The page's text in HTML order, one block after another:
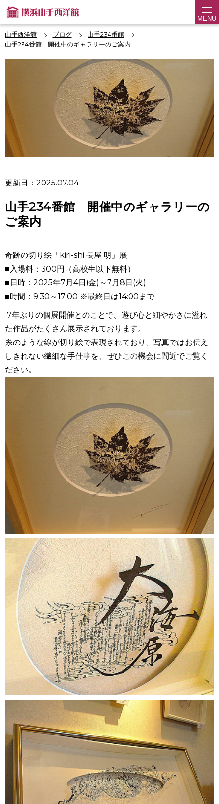
MENU
山手西洋館 ブログ
山手234番館
山手234番館 開催中のギャラリーのご案内
更新日：2025.07.04
山手234番館 開催中のギャラリーの
ご案内
奇跡の切り絵「 kiri-shi 長屋 明」展
■入場料： 300円（高校生以下無料）
■日時： 2025年7月4日(金) ～7月8日(火)
■時間： 9:30 ～17:00 ※最終日は14:00 まで
7年ぶりの個展開催とのことで、遊び心と細やかさに溢れ
た作品がたくさん展示されております。
糸のような線が切り絵で表現されており、写真ではお伝え
しきれない繊細な手仕事を、ぜひこの機会に間近でご覧く
ださい。